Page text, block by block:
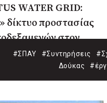
WATER GRID:
δίκτυο προστασίας
στον
#ΣΠΑΥ #Συντηρήσεις
Δούκας